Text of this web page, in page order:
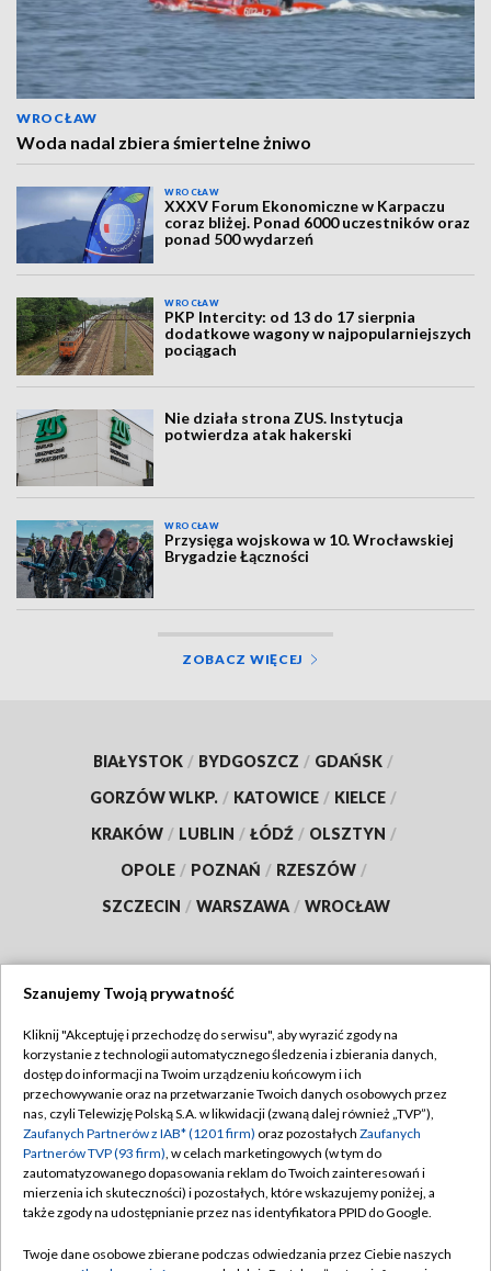
WROCŁAW
Woda nadal zbiera śmiertelne żniwo
WROCŁAW
XXXV Forum Ekonomiczne w Karpaczu
coraz bliżej. Ponad 6000 uczestników oraz
ponad 500 wydarzeń
WROCŁAW
PKP Intercity: od 13 do 17 sierpnia
dodatkowe wagony w najpopularniejszych
pociągach
Nie działa strona ZUS. Instytucja
potwierdza atak hakerski
WROCŁAW
Przysięga wojskowa w 10. Wrocławskiej
Brygadzie Łączności
ZOBACZ WIĘCEJ
BIAŁYSTOK / BYDGOSZCZ / GDAŃSK /
GORZÓW WLKP. / KATOWICE / KIELCE /
KRAKÓW / LUBLIN / ŁÓDŹ / OLSZTYN /
OPOLE / POZNAŃ / RZESZÓW /
SZCZECIN / WARSZAWA / WROCŁAW
TVP
Abonament TVP
Emisja w TVP
Centrum informacji TVP
Naziemna Telewizja Cyfrowa
Regulamin TVP
Polityka prywatności
Moje zgody
Pomoc
Szanujemy Twoją prywatność
Kliknij "Akceptuję i przechodzę do serwisu", aby wyrazić zgody na
korzystanie z technologii automatycznego śledzenia i zbierania danych,
dostęp do informacji na Twoim urządzeniu końcowym i ich
przechowywanie oraz na przetwarzanie Twoich danych osobowych przez
nas, czyli Telewizję Polską S.A. w likwidacji (zwaną dalej również „TVP”),
Zaufanych Partnerów z IAB* (1201 firm) oraz pozostałych Zaufanych
Partnerów TVP (93 firm), w celach marketingowych (w tym do
zautomatyzowanego dopasowania reklam do Twoich zainteresowań i
mierzenia ich skuteczności) i pozostałych, które wskazujemy poniżej, a
także zgody na udostępnianie przez nas identyfikatora PPID do Google.
Twoje dane osobowe zbierane podczas odwiedzania przez Ciebie naszych